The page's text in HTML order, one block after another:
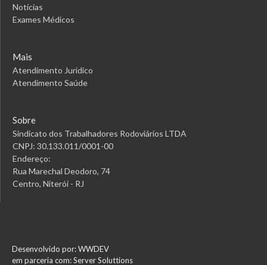
Notícias
Exames Médicos
Mais
Atendimento Jurídico
Atendimento Saúde
Sobre
Sindicato dos Trabalhadores Rodoviários LTDA
CNPJ: 30.133.011/0001-00
Endereço:
Rua Marechal Deodoro, 74
Centro, Niterói - RJ
Desenvolvido por: WWDEV
em parceria com: Server Soluttions